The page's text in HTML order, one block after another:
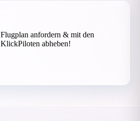
Flugplan anfordern & mit den
KlickPiloten abheben!